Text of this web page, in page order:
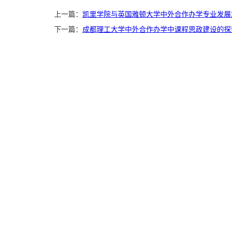
上一篇： 凯里学院与英国雅顿大学中外合作办学专业发
下一篇： 成都理工大学中外合作办学中课程思政建设的